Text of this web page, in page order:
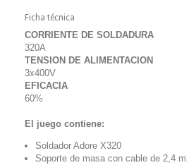
Ficha técnica
CORRIENTE DE SOLDADURA
320A
TENSION DE ALIMENTACION
3x400V
EFICACIA
60%
El juego contiene:
Soldador Adore X320
Soporte de masa con cable de 2,4 m.